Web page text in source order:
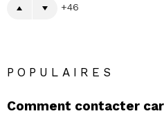
46
POPULAIRES
Comment contacter